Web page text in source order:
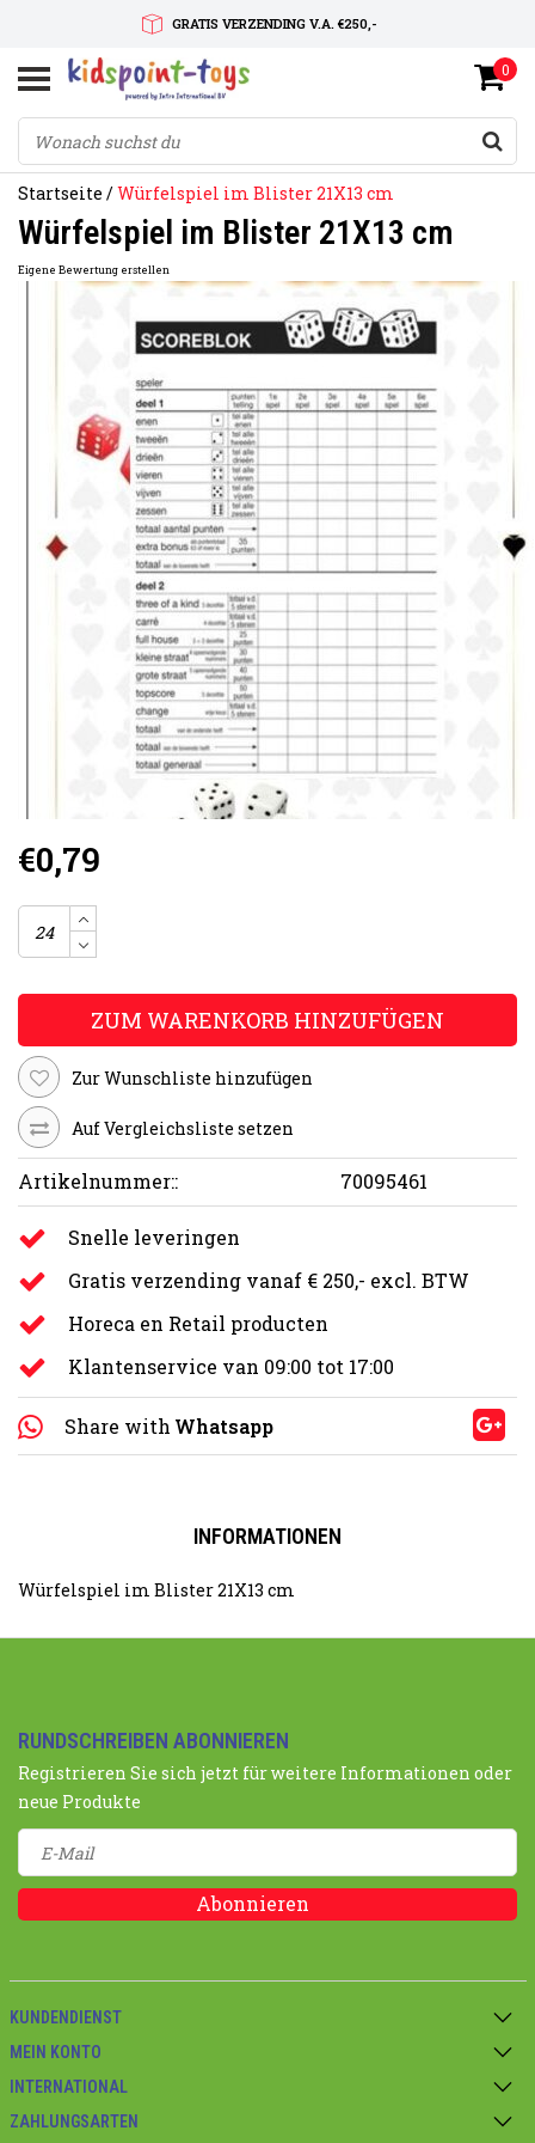
GRATIS VERZENDING V.A. €250,-
SNELLE LEVERTIJD
SERVICE OP MAAT
0
Startseite /Würfelspiel im Blister 21X13 cm
Würfelspiel im Blister 21X13 cm
Eigene Bewertung erstellen
€0,79
ZUM WARENKORB HINZUFÜGEN
Zur Wunschliste hinzufügen
Auf Vergleichsliste setzen
Artikelnummer:: 70095461
Snelle leveringen
Gratis verzending vanaf € 250,- excl. BTW
Horeca en Retail producten
Klantenservice van 09:00 tot 17:00
Share with Whatsapp
INFORMATIONEN
Würfelspiel im Blister 21X13 cm
RUNDSCHREIBEN ABONNIEREN
Registrieren Sie sich jetzt für weitere Informationen oder
neue Produkte
Abonnieren
KUNDENDIENST
MEIN KONTO
INTERNATIONAL
ZAHLUNGSARTEN